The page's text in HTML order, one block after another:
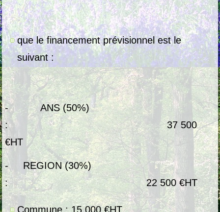
que le financement prévisionnel est le
suivant :
- ANS (50%)
: 37 500
€HT
- REGION (30%)
: 22 500 €HT
Commune : 15 000 €HT